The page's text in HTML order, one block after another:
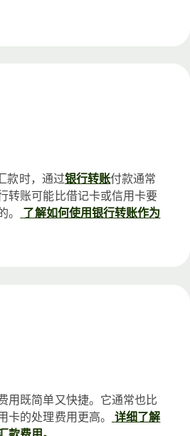
款时，通过银行转账付款通常
转账可能比借记卡或信用卡要
了解如何使用银行转账作为
用既简单又快捷。它通常也比
卡的处理费用更高。
详细了解